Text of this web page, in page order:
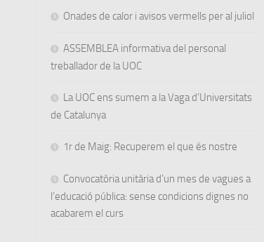
Onades de calor i avisos vermells per al juliol
ASSEMBLEA informativa del personal
treballador de la UOC
La UOC ens sumem a la Vaga d’Universitats
de Catalunya
1r de Maig: Recuperem el que és nostre
Convocatòria unitària d’un mes de vagues a
l’educació pública: sense condicions dignes no
acabarem el curs